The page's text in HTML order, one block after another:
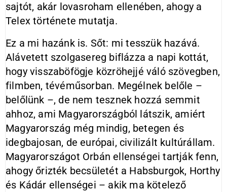
sajtót, akár lovasroham ellenében, ahogy a
Telex története mutatja.
Ez a mi hazánk is. Sőt: mi tesszük hazává.
Alávetett szolgasereg biflázza a napi kottát,
hogy visszaböfögje közröhejjé váló szövegben,
filmben, tévéműsorban. Megélnek belőle –
belőlünk –, de nem tesznek hozzá semmit
ahhoz, ami Magyarországból látszik, amiért
Magyarország még mindig, betegen és
idegbajosan, de európai, civilizált kultúrállam.
Magyarországot Orbán ellenségei tartják fenn,
ahogy őrizték becsületét a Habsburgok, Horthy
és Kádár ellenségei – akik ma kötelező